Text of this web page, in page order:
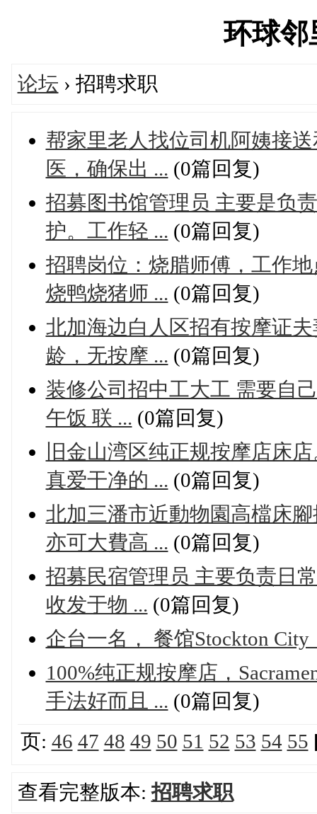
环球邻
论坛 › 招聘求职
帮家里老人找位司机阿姨接
医，确保出 ... (0篇回复)
招募图书馆管理员 主要是负
护。工作轻 ... (0篇回复)
招聘岗位：烧腊师傅，工作
烧鸭烧猪师 ... (0篇回复)
北加海边白人区招有按摩证
龄，无按摩 ... (0篇回复)
装修公司招中工大工 需要自
午饭 联 ... (0篇回复)
旧金山湾区纯正规按摩店床
真爱干净的 ... (0篇回复)
北加三潘市近動物園高檔床
亦可大費高 ... (0篇回复)
招募民宿管理员 主要负责日
收发于物 ... (0篇回复)
企台一名， 餐馆Stockton
100%纯正规按摩店，
手法好而且 ... (0篇回复)
页: 46 47 48 49 50 51 52 53 54 55
查看完整版本:招聘求职